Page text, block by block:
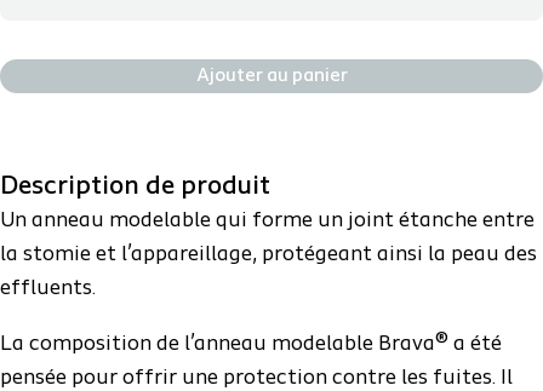
Ajouter au panier
Description de produit
Un anneau modelable qui forme un joint étanche entre
la stomie et l’appareillage, protégeant ainsi la peau des
effluents.
La composition de l’anneau modelable Brava® a été
pensée pour offrir une protection contre les fuites. Il